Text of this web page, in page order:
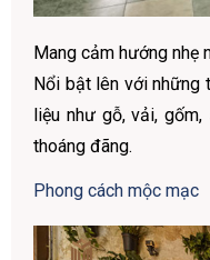
Mang cảm hướng nhẹ
Nổi bật lên với những
liệu như gỗ, vải,
thoáng đãng.
Phong cách mộc mạc